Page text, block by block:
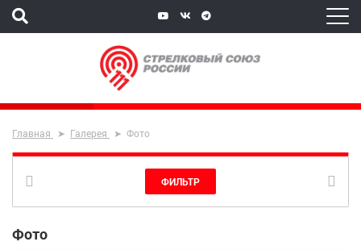
Главная Галерея Фото
ФИЛЬТР
Фото